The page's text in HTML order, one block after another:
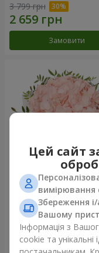
3 799 грн
Замовити
Квіти в коробці
опал"
1 370 грн
Замовити
Цей сайт
вимірювання
Збереження
Вашому
Інформація з
cookie та